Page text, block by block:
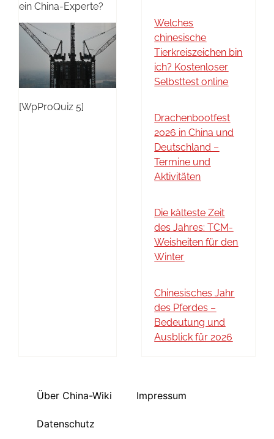
ein China-Experte?
[WpProQuiz 5]
Welches
chinesische
Tierkreiszeichen bin
ich? Kostenloser
Selbsttest online
Drachenbootfest
2026 in China und
Deutschland –
Termine und
Aktivitäten
Die kälteste Zeit
des Jahres: TCM-
Weisheiten für den
Winter
Chinesisches Jahr
des Pferdes –
Bedeutung und
Ausblick für 2026
Über China-Wiki Impressum
Datenschutz